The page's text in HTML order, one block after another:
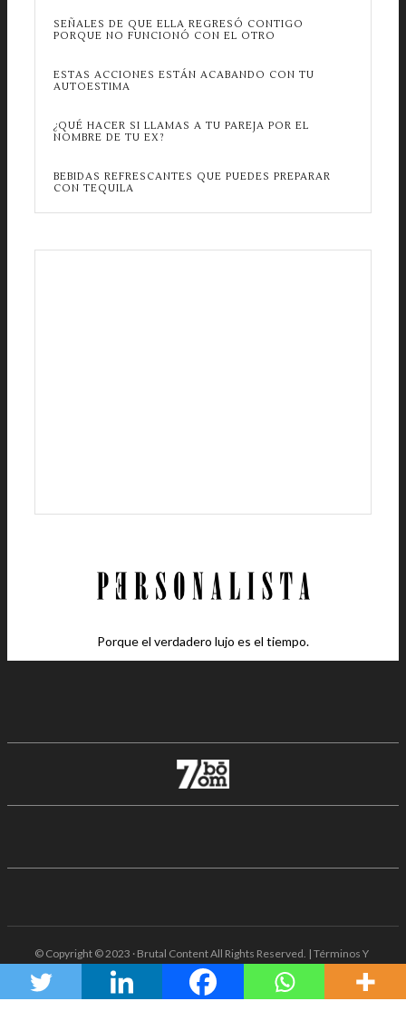
SEÑALES DE QUE ELLA REGRESÓ CONTIGO
PORQUE NO FUNCIONÓ CON EL OTRO
ESTAS ACCIONES ESTÁN ACABANDO CON TU
AUTOESTIMA
¿QUÉ HACER SI LLAMAS A TU PAREJA POR EL
NOMBRE DE TU EX?
BEBIDAS REFRESCANTES QUE PUEDES PREPARAR
CON TEQUILA
Porque el verdadero lujo es el tiempo.
© Copyright © 2023 · Brutal Content All Rights Reserved. | Términos Y
Condiciones · Aviso De Privacidad